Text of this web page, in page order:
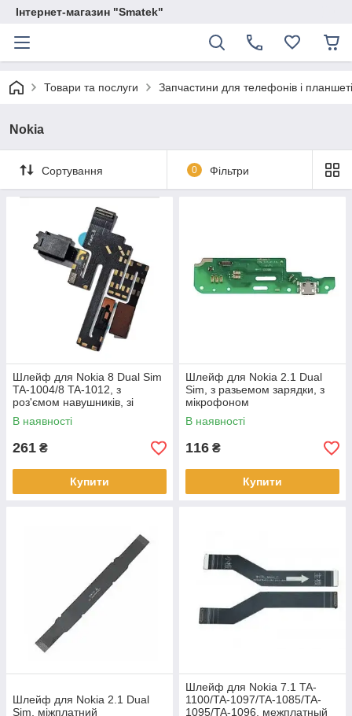
Інтернет-магазин "Smatek"
Товари та послуги Запчастини для телефонів і
Nokia
Сортування 0 Фільтри
Шлейф для Nokia 8 Dual Sim
TA-1004/8 TA-1012, з
роз'ємом навушників, зі
спалахом
В наявності
261 ₴
Купити
Шлейф для Nokia 2.1 Dual
Sim, з разьемом зарядки, з
мікрофоном
В наявності
116 ₴
Купити
Шлейф для Nokia 2.1 Dual
Sim, міжплатний
Шлейф для Nokia 7.1 TA-
1100/TA-1097/TA-1085/TA-
1095/TA-1096, межплатный